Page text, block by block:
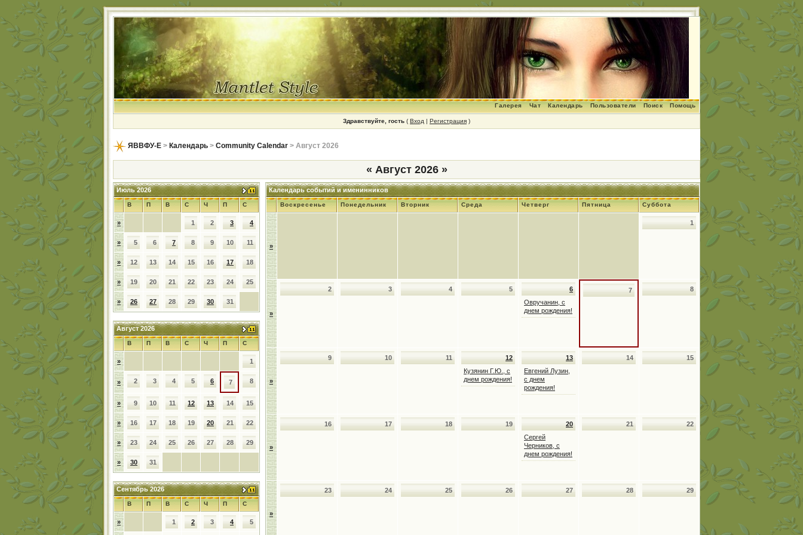
Помощь
Поиск
Пользователи
Календарь
Чат
Галерея
Здравствуйте, гость ( Вход | Регистрация )
ЯВВФУ-Е > Календарь > Community Calendar > Август 2026
« Август 2026 »
Июль 2026
В П В С Ч П С
» 1 2 3 4
» 5 6 7 8 9 10 11
» 12 13 14 15 16 17 18
» 19 20 21 22 23 24 25
» 26 27 28 29 30 31
Август 2026
В П В С Ч П С
» 1
» 2 3 4 5 6 7 8
» 9 10 11 12 13 14 15
» 16 17 18 19 20 21 22
» 23 24 25 26 27 28 29
» 30 31
Сентябрь 2026
В П В С Ч П С
» 1 2 3 4 5
Календарь событий и именинников
Воскресенье Понедельник Вторник Среда Четверг Пятница Суббота
»
1
»
2 3 4 5
6
Овручанин, с
днем рождения!
7 8
»
9 10 11
12
Кузянин Г.Ю., с
днем рождения!
13
Евгений Лузин,
с днем
рождения!
14 15
»
16 17 18 19
20
Сергей
Черников, с
днем рождения!
21 22
»
23 24 25 26 27 28 29